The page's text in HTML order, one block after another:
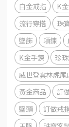
白金戒指
K
流行穿搭
珠
墜飾
項鍊
K金手鍊
珍
威世登雲林虎尾
黃金商品
訂
墜頭
訂做戒